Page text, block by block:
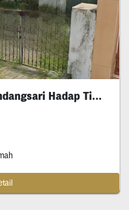
Rumah Hitung Tanah Kendangsari Hadap Timur